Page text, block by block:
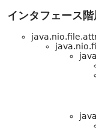
インタフェース階